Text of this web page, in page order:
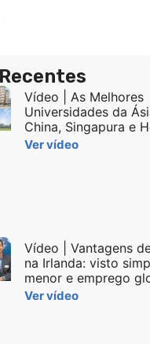
Vídeo | As Melhores
Universidades da
China, Singapura e
Ver vídeo
Vídeo | Vantagens
na Irlanda: visto
menor e emprego
Ver vídeo